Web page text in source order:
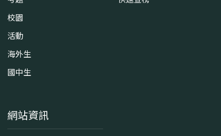
校園
活動
海外生
國中生
網站資訊